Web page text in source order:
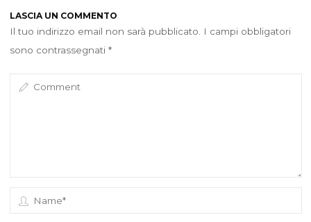
LASCIA UN COMMENTO
Il tuo indirizzo email non sarà pubblicato.
I campi obbligatori
sono contrassegnati *